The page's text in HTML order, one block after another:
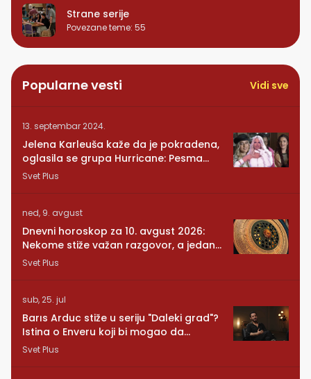
Strane serije
Povezane teme: 55
Popularne vesti Vidi sve
13. septembar 2024.
Jelena Karleuša kaže da je pokradena,
oglasila se grupa Hurricane: Pesma
RUNDE je naša!
Svet Plus
ned, 9. avgust
Dnevni horoskop za 10. avgust 2026:
Nekome stiže važan razgovor, a jedan
znak mora da posluša srce
Svet Plus
sub, 25. jul
Barıs Arduc stiže u seriju "Daleki grad"?
Istina o Enveru koji bi mogao da
promeni sve
Svet Plus